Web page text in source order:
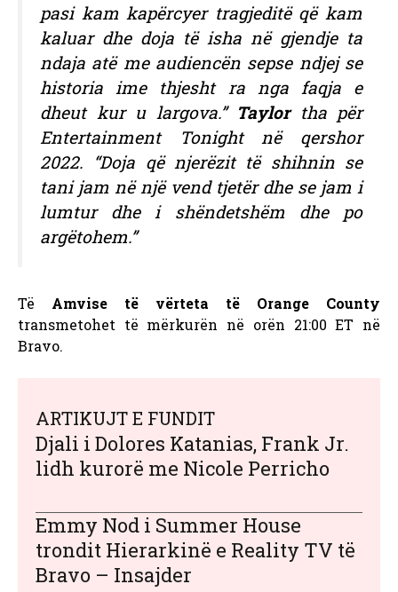
pasi kam kapërcyer tragjeditë që kam
kaluar dhe doja të isha në gjendje ta
ndaja atë me audiencën sepse ndjej se
historia ime thjesht ra nga faqja e
dheut kur u largova.” Taylortha për
Entertainment Tonight në qershor
2022. “Doja që njerëzit të shihnin se
tani jam në një vend tjetër dhe se jam i
lumtur dhe i shëndetshëm dhe po
argëtohem.”
Të Amvise të vërteta të Orange County
transmetohet të mërkurën në orën 21:00 ET në
Bravo.
ARTIKUJT E FUNDIT
Djali i Dolores Katanias, Frank Jr.
lidh kurorë me Nicole Perricho
Emmy Nod i Summer House
trondit Hierarkinë e Reality TV të
Bravo – Insajder